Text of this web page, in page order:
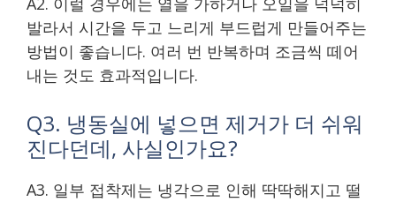
발라서 시간을 두고 느리게 부드럽게 만들어주는
방법이 좋습니다. 여러 번 반복하며 조금씩 떼어
내는 것도 효과적입니다.
Q3. 냉동실에 넣으면 제거가 더 쉬워
진다던데, 사실인가요?
A3. 일부 접착제는 냉각으로 인해 딱딱해지고 떨